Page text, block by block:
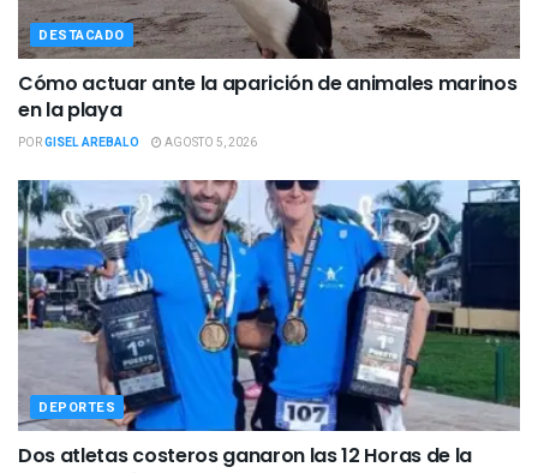
DESTACADO
Cómo actuar ante la aparición de animales marinos
en la playa
PORGISEL AREBALO AGOSTO 5, 2026
DEPORTES
Dos atletas costeros ganaron las 12 Horas de la